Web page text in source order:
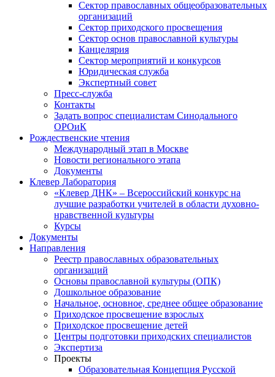
Сектор православных общеобразовательных
организаций
Сектор приходского просвещения
Сектор основ православной культуры
Канцелярия
Сектор мероприятий и конкурсов
Юридическая служба
Экспертный совет
Пресс-служба
Контакты
Задать вопрос специалистам Синодального
ОРОиК
Рождественские чтения
Международный этап в Москве
Новости регионального этапа
Документы
Клевер Лаборатория
«Клевер ДНК» – Всероссийский конкурс на
лучшие разработки учителей в области духовно-
нравственной культуры
Курсы
Документы
Направления
Реестр православных образовательных
организаций
Основы православной культуры (ОПК)
Дошкольное образование
Начальное, основное, среднее общее образование
Приходское просвещение взрослых
Приходское просвещение детей
Центры подготовки приходских специалистов
Экспертиза
Проекты
Образовательная Концепция Русской